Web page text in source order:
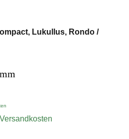
Lukullus, Rondo /
Versandkosten